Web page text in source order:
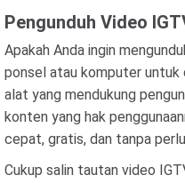
Pengunduh Video
Apakah Anda ingin
ponsel atau komputer untuk
alat yang mendukung
konten yang hak
cepat, gratis, dan tanpa
Cukup salin tautan video